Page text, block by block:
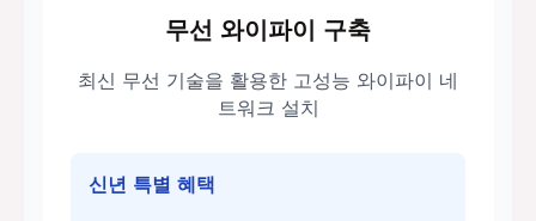
무선 와이파이 구축
최신 무선 기술을 활용한 고성능 와이파이 네
트워크 설치
신년 특별 혜택